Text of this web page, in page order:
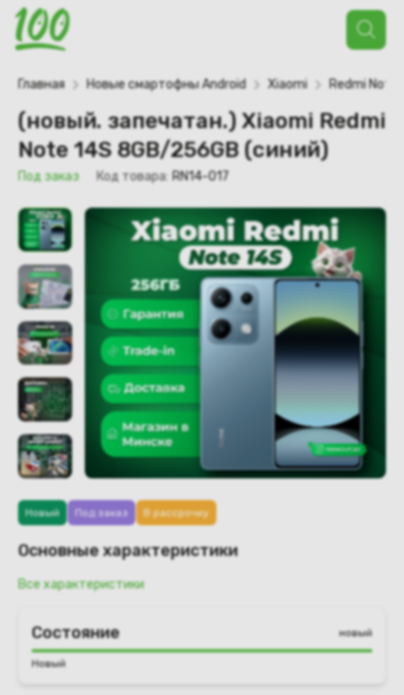
Поиск
товаров
Главная Новые смартофны Android Xiaomi Redmi Note
(новый. запечатан.) Xiaomi Redmi
Note 14S 8GB/256GB (синий)
Под заказ Код товара: RN14-017
Новый Под заказ В рассрочку
Основные характеристики
Все характеристики
Состояние новый
Новый